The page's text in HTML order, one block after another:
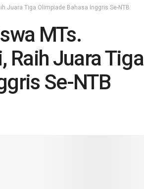
Juara Tiga Olimpiade Bahasa Inggris Se-NTB
MTs.
Raih Juara Tiga
Se-NTB